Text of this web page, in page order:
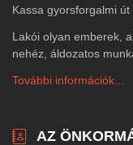
Kassa gyorsforgalmi út
Lakói olyan emberek,
nehéz, áldozatos
További információk...
AZ